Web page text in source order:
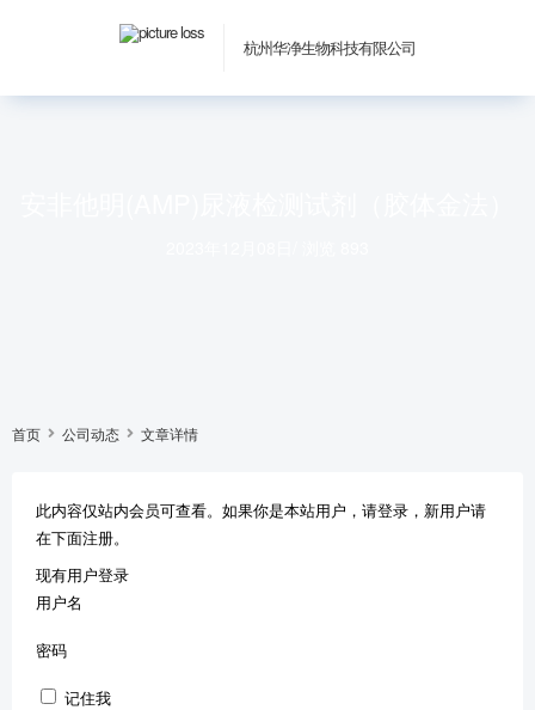
杭州华净生物科技有限公司
首页 公司动态 文章详情
此内容仅站内会员可查看。如果你是本站用户，请登录，新用户请
在下面注册。
现有用户登录
用户名
密码
记住我